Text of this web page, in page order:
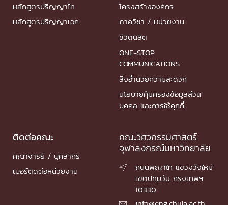
หลักสูตรปริญญาโท
หลักสูตรปริญญาเอก
โครงสร้างองค์กร
ภาควิชา / หน่วยงาน
ชีวิตนิสิต
ONE-STOP
COMMUNICATIONS
สิ่งอำนวยความสะดวก
นโยบายคุ้มครองข้อมูลส่วน
บุคคล และการใช้คุกกี้
ติดต่อคณะ
คณาจารย์ / บุคลากร
เบอร์ติดต่อหน่วยงาน
คณะวิศวกรรมศาสตร์
จุฬาลงกรณ์มหาวิทยาลัย

ถนนพญาไท แขวงวังใหม่
เขตปทุมวัน กรุงเทพฯ
10330